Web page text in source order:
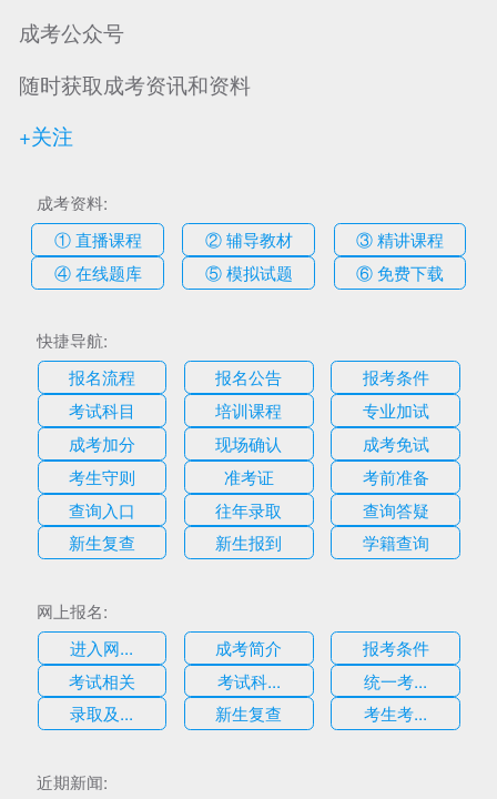
成考公众号
随时获取成考资讯和资料
+关注
成考资料:
① 直播课程
② 辅导教材
③ 精讲课程
④ 在线题库
⑤ 模拟试题 ⑥ 免费下载
快捷导航:
报名流程
报名公告
报考条件
考试科目
培训课程
专业加试
成考加分
现场确认
成考免试
考生守则
准考证
考前准备
查询入口
往年录取
查询答疑
新生复查
新生报到 学籍查询
网上报名:
进入网...
成考简介
报考条件
考试相关
考试科...
统一考...
录取及...
新生复查 考生考...
近期新闻: